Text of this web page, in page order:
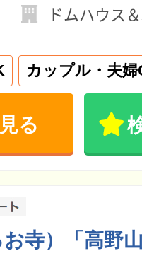
ドムハウス
カップル・夫婦
る
寺）「高野